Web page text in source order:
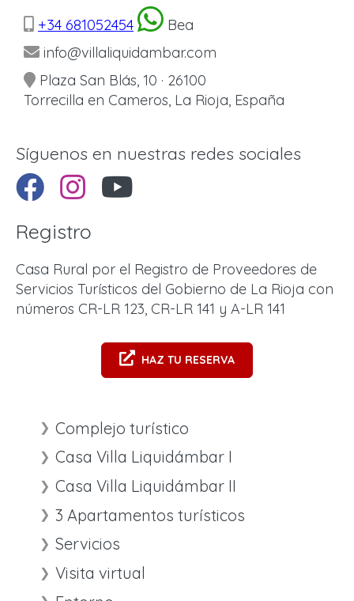
+34 681052454
Bea
info@villaliquidambar.com
Plaza San Blás, 10 · 26100
Torrecilla en Cameros, La Rioja, España
Síguenos en nuestras redes sociales
Registro
Casa Rural por el Registro de Proveedores de
Servicios Turísticos del Gobierno de La Rioja con
números CR-LR 123, CR-LR 141 y A-LR 141
HAZ TU RESERVA
Complejo turístico
Casa Villa Liquidámbar I
Casa Villa Liquidámbar II
3 Apartamentos turísticos
Servicios
Visita virtual